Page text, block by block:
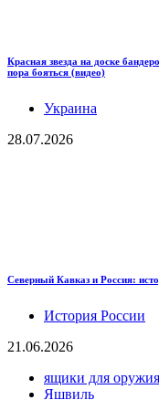
Красная звезда на доске
пора бояться (видео)
Украина
28.07.2026
Северный Кавказ и Россия:
История России
21.06.2026
ящики для оружия
Яшвиль